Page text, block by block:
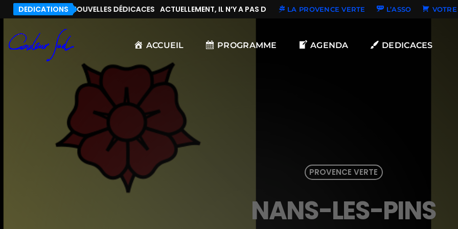
DEDICATIONS
IL N’Y A PAS DE NOUVELLES DÉDICACES ACTUELLEMENT, IL N’Y A PAS DE NOUVELLES DÉDICACES
LA PROVENCE VERTE L’ASSO
ACCUEIL PROGRAMME AGENDA DEDICACES
PROVENCE VERTE
NANS-LES-PINS